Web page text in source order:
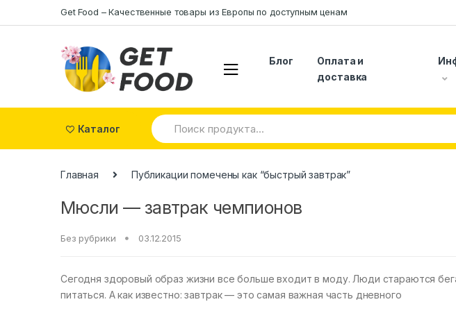
Skip to navigation
Skip to contentGet Food – Качественные товары из Eвропы по доступным ценам
Блог
Оплата и
доставка
Каталог
S
e
h
o
Главная Публикации помечены как “быстрый завтрак”
Мюсли — завтрак чемпионов
Без рубрики 03.12.2015
Сегодня здоровый образ жизни все больше входит в моду. Люди стараются
питаться. А как известно: завтрак — это самая важная часть дневного